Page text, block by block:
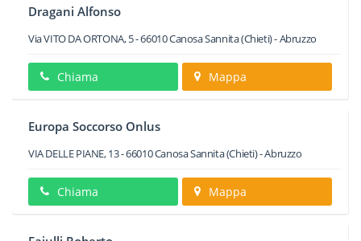
Dragani Alfonso
Via VITO DA ORTONA, 5-66010Canosa Sannita(Chieti) -Abruzzo
Chiama Mappa
Europa Soccorso Onlus
VIA DELLE PIANE, 13-66010Canosa Sannita(Chieti) -Abruzzo
Chiama Mappa